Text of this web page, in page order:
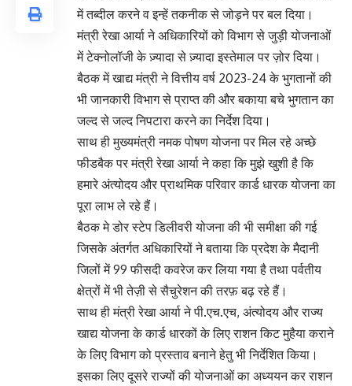
में तब्दील करने व इन्हें तकनीक से जोड़ने पर बल दिया।
मंत्री रेखा आर्या ने अधिकारियों को विभाग से जुड़ी योजनाओं
में टेक्नोलॉजी के ज़्यादा से ज़्यादा इस्तेमाल पर ज़ोर दिया।
बैठक में खाद्य मंत्री ने वित्तीय वर्ष 2023-24 के भुगतानों की
भी जानकारी विभाग से प्राप्त की और बकाया बचे भुगतान का
जल्द से जल्द निपटारा करने का निर्देश दिया।
साथ ही मुख्यमंत्री नमक पोषण योजना पर मिल रहे अच्छे
फीडबैक पर मंत्री रेखा आर्या ने कहा कि मुझे खुशी है कि
हमारे अंत्योदय और प्राथमिक परिवार कार्ड धारक योजना का
पूरा लाभ ले रहे हैं।
बैठक मे डोर स्टेप डिलीवरी योजना की भी समीक्षा की गई
जिसके अंतर्गत अधिकारियों ने बताया कि प्रदेश के मैदानी
जिलों में 99 फीसदी कवरेज कर लिया गया है तथा पर्वतीय
क्षेत्रों में भी तेज़ी से सैचुरेशन की तरफ़ बढ़ रहे हैं।
साथ ही मंत्री रेखा आर्या ने पी.एच.एच, अंत्योदय और राज्य
खाद्य योजना के कार्ड धारकों के लिए राशन किट मुहैया कराने
के लिए विभाग को प्रस्ताव बनाने हेतु भी निर्देशित किया।
इसका लिए दूसरे राज्यों की योजनाओं का अध्ययन कर राशन